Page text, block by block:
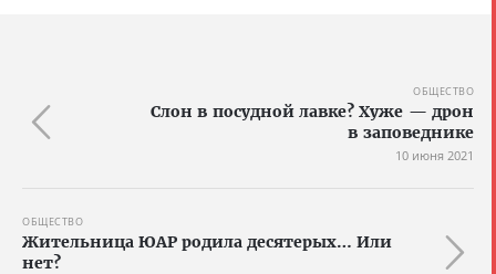
ОБЩЕСТВО
Слон в посудной лавке? Хуже — дрон
в заповеднике
10 июня 2021
ОБЩЕСТВО
Жительница ЮАР родила десятерых… Или
нет?